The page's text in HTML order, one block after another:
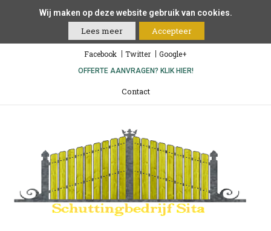
Wij maken op deze website gebruik van cookies.
Lees meer Accepteer
Facebook Twitter Google+
OFFERTE AANVRAGEN? KLIK HIER!
Contact